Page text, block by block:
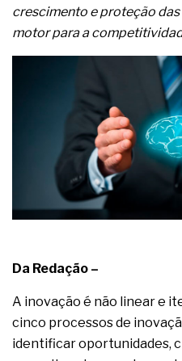
crescimento e proteção das
motor para a
Da Redação –
A inovação é não linear e
cinco processos de
identificar oportunidades,